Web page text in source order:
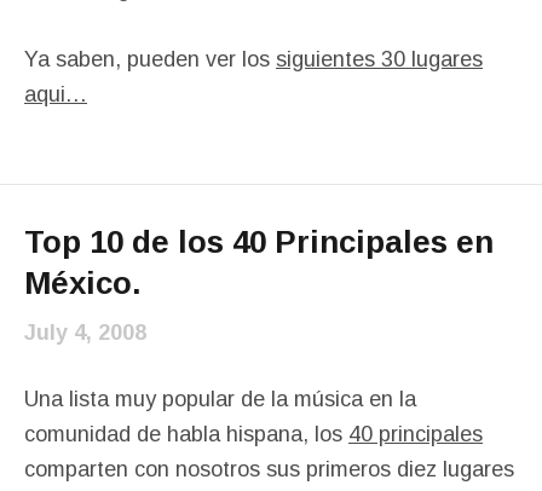
Ya saben, pueden ver los siguientes 30 lugares
aqui…
Top 10 de los 40 Principales en
México.
July 4, 2008
Una lista muy popular de la música en la
comunidad de habla hispana, los 40 principales
comparten con nosotros sus primeros diez lugares